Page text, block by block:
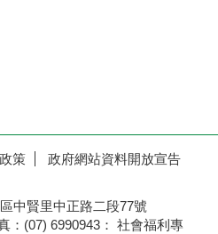
策
政府網站資料開放宣告
中賢里中正路二段77號
：(07) 6990943： 社會福利專